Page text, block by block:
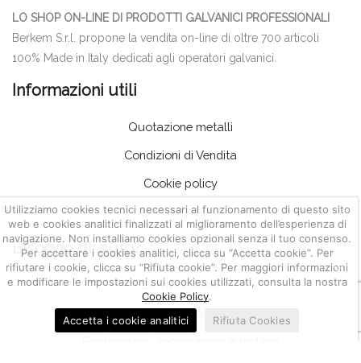
Utilizziamo cookies tecnici necessari al funzionamento di questo sito
web e cookies analitici finalizzati al miglioramento dell’esperienza di
navigazione. Non installiamo cookies opzionali senza il tuo consenso.
Per accettare i cookies analitici, clicca su “Accetta cookie”. Per
rifiutare i cookie, clicca su “Rifiuta cookie”. Per maggiori informazioni
e modificare le impostazioni sui cookies utilizzati, consulta la nostra
Cookie Policy.
Accetta i cookie analitici
Rifiuta Cookies
LO SHOP ON-LINE DI PRODOTTI GALVANICI PROFESSIONALI
Berkem S.r.l. propone la vendita on-line di oltre 700 articoli
100% Made in Italy dedicati agli operatori galvanici.
Informazioni utili
Quotazione metalli
Condizioni di Vendita
Cookie policy
Privacy policy
Bisogno di aiuto?
Servizio clienti
Impostazione account